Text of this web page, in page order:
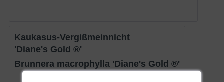
Kaukasus-Vergißmeinnicht
'Diane's Gold ®'
Brunnera macrophylla 'Diane's Gold ®'